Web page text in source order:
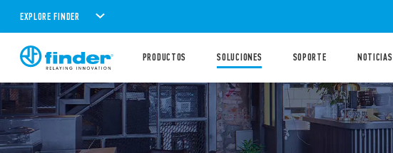
EXPLORE FINDER
PRODUCTOS SOLUCIONES SOPORTE NOTICIAS